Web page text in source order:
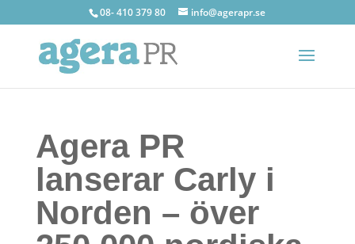
08- 410 379 80 info@agerapr.se
Agera PR
lanserar Carly i
Norden – över